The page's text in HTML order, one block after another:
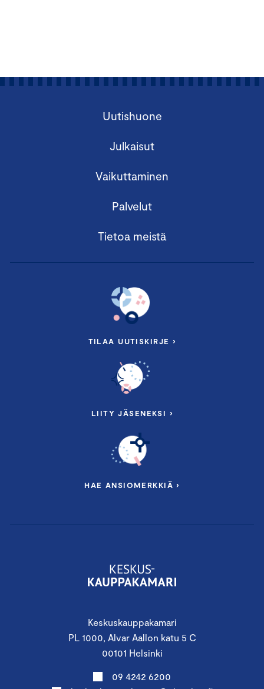
Keskuskauppakamari
PL 1000, Alvar Aallon katu 5 C
00101 Helsinki
09 4242 6200
Uutishuone
Julkaisut
Vaikuttaminen
Palvelut
Tietoa meistä
TILAA UUTISKIRJE ›
LIITY JÄSENEKSI ›
HAE ANSIOMERKKIÄ ›